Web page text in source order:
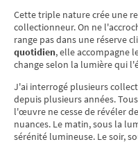
Cette triple nature crée une
collectionneur. On ne
range pas dans une réserve
quotidien, elle accompagne
change selon la lumière qui
J'ai interrogé plusieurs
depuis plusieurs années.
l'œuvre ne cesse de révéler
nuances. Le matin, sous la
sérénité lumineuse. Le soir,